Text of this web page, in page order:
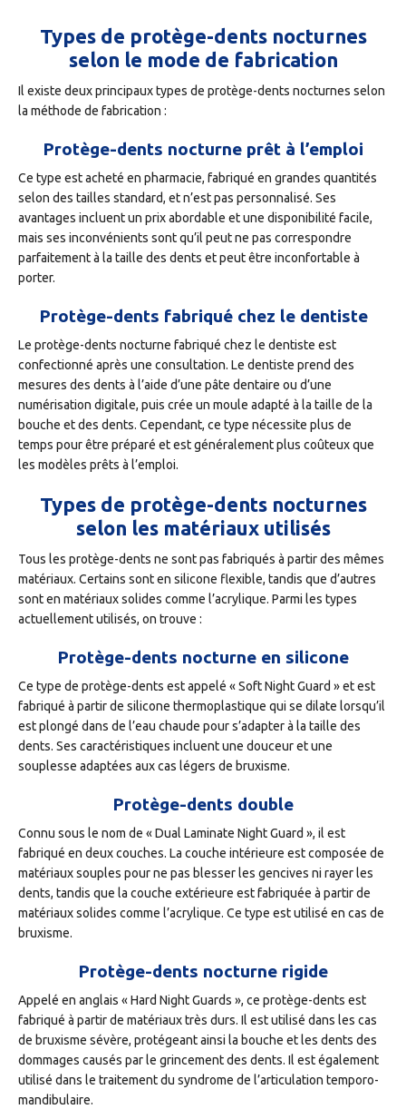
Types de protège-dents nocturnes
selon le mode de fabrication
Il existe deux principaux types de protège-dents nocturnes selon
la méthode de fabrication :
Protège-dents nocturne prêt à l’emploi
Ce type est acheté en pharmacie, fabriqué en grandes quantités
selon des tailles standard, et n’est pas personnalisé. Ses
avantages incluent un prix abordable et une disponibilité facile,
mais ses inconvénients sont qu’il peut ne pas correspondre
parfaitement à la taille des dents et peut être inconfortable à
porter.
Protège-dents fabriqué chez le dentiste
Le protège-dents nocturne fabriqué chez le dentiste est
confectionné après une consultation. Le dentiste prend des
mesures des dents à l’aide d’une pâte dentaire ou d’une
numérisation digitale, puis crée un moule adapté à la taille de la
bouche et des dents. Cependant, ce type nécessite plus de
temps pour être préparé et est généralement plus coûteux que
les modèles prêts à l’emploi.
Types de protège-dents nocturnes
selon les matériaux utilisés
Tous les protège-dents ne sont pas fabriqués à partir des mêmes
matériaux. Certains sont en silicone flexible, tandis que d’autres
sont en matériaux solides comme l’acrylique. Parmi les types
actuellement utilisés, on trouve :
Protège-dents nocturne en silicone
Ce type de protège-dents est appelé « Soft Night Guard » et est
fabriqué à partir de silicone thermoplastique qui se dilate lorsqu’il
est plongé dans de l’eau chaude pour s’adapter à la taille des
dents. Ses caractéristiques incluent une douceur et une
souplesse adaptées aux cas légers de bruxisme.
Protège-dents double
Connu sous le nom de « Dual Laminate Night Guard », il est
fabriqué en deux couches. La couche intérieure est composée de
matériaux souples pour ne pas blesser les gencives ni rayer les
dents, tandis que la couche extérieure est fabriquée à partir de
matériaux solides comme l’acrylique. Ce type est utilisé en cas de
bruxisme.
Protège-dents nocturne rigide
Appelé en anglais « Hard Night Guards », ce protège-dents est
fabriqué à partir de matériaux très durs. Il est utilisé dans les cas
de bruxisme sévère, protégeant ainsi la bouche et les dents des
dommages causés par le grincement des dents. Il est également
utilisé dans le traitement du syndrome de l’articulation temporo-
mandibulaire.